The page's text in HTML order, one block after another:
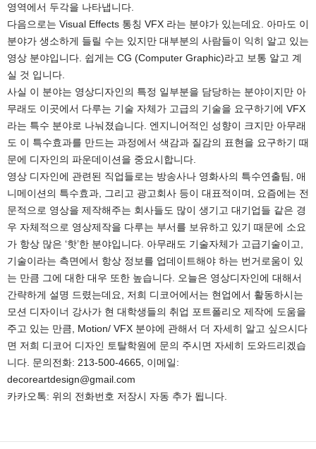
영역에서 두각을 나타냅니다.
다음으로는 Visual Effects 통칭 VFX 라는 분야가 있는데요. 아마도 이
분야가 생소하게 들릴 수는 있지만 대부분의 사람들이 익히 알고 있는
영상 분야입니다. 쉽게는 CG (Computer Graphic)라고 보통 알고 계
실 것 입니다.
사실 이 분야는 영상디자인의 특정 일부분을 담당하는 분야이지만 아
무래도 이곳에서 다루는 기술 자체가 고급의 기술을 요구하기에 VFX
라는 특수 분야로 나눠졌습니다. 엔지니어적인 성향이 크지만 아무래
도 이 특수효과를 만드는 과정에서 색감과 질감의 표현을 요구하기 때
문에 디자인의 파운데이션을 중요시합니다.
영상 디자인에 관련된 직업들로는 방송사나 영화사의 특수연출팀, 애
니메이션의 특수효과, 그리고 광고회사 등이 대표적이며, 요즘에는 전
문적으로 영상을 제작해주는 회사들도 많이 생기고 대기업들 같은 경
우 자체적으로 영상제작을 다루는 부서를 보유하고 있기 때문에 소요
가 항상 많은 ‘핫’한 분야입니다. 아무래도 기술자체가 고급기술이고,
기술이라는 측면에서 항상 정보를 업데이트해야 하는 번거로움이 있
는 만큼 그에 대한 대우 또한 높습니다. 오늘은 영상디자인에 대해서
간략하게 설명 드렸는데요, 저희 디코어에서는 현업에서 활동하시는
모션 디자이너 강사가 현 대학생들의 취업 포트폴리오 제작에 도움을
주고 있는 만큼, Motion/ VFX 분야에 관해서 더 자세히 알고 싶으시다
면 저희 디코어 디자인 토탈학원에 문의 주시면 자세히 도와드리겠습
니다. 문의전화: 213-500-4665, 이메일:
decoreartdesign@gmail.com
카카오톡: 위의 전화번호 저장시 자동 추가 됩니다.